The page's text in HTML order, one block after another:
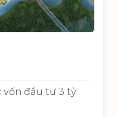
vốn đầu tư 3 tỷ